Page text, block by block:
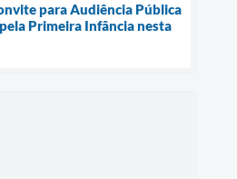
para Audiência Pública
Primeira Infância nesta